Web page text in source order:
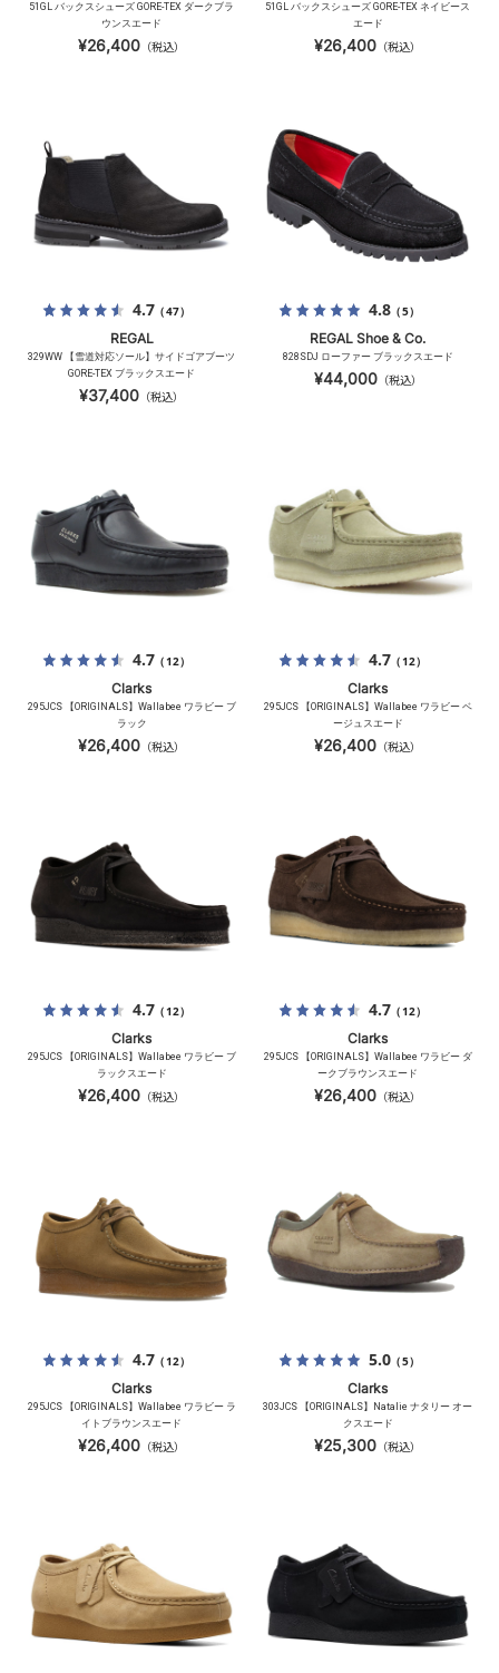
51GL バックスシューズ GORE-TEX ダークブラ
ウンスエード
¥26,400 （税込）
51GL バックスシューズ GORE-TEX ネイビース
エード
¥26,400 （税込）
4.7（47）
REGAL
329WW 【雪道対応ソール】サイドゴアブーツ
GORE-TEX ブラックスエード
¥37,400 （税込）
4.8（5）
REGAL Shoe & Co.
828SDJ ローファー ブラックスエード
¥44,000（税込）
4.7（12）
Clarks
295JCS 【ORIGINALS】Wallabee ワラビー ブ
ラック
¥26,400 （税込）
4.7（12）
Clarks
295JCS 【ORIGINALS】Wallabee ワラビー ベ
ージュスエード
¥26,400 （税込）
4.7（12）
Clarks
295JCS 【ORIGINALS】Wallabee ワラビー ブ
ラックスエード
¥26,400 （税込）
4.7（12）
Clarks
295JCS 【ORIGINALS】Wallabee ワラビー ダ
ークブラウンスエード
¥26,400 （税込）
4.7（12）
Clarks
295JCS 【ORIGINALS】Wallabee ワラビー ラ
イトブラウンスエード
¥26,400 （税込）
5.0（5）
Clarks
303JCS 【ORIGINALS】Natalie ナタリー オー
クスエード
¥25,300 （税込）